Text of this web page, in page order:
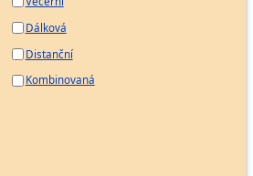
Dálková
Distanční
Kombinovaná